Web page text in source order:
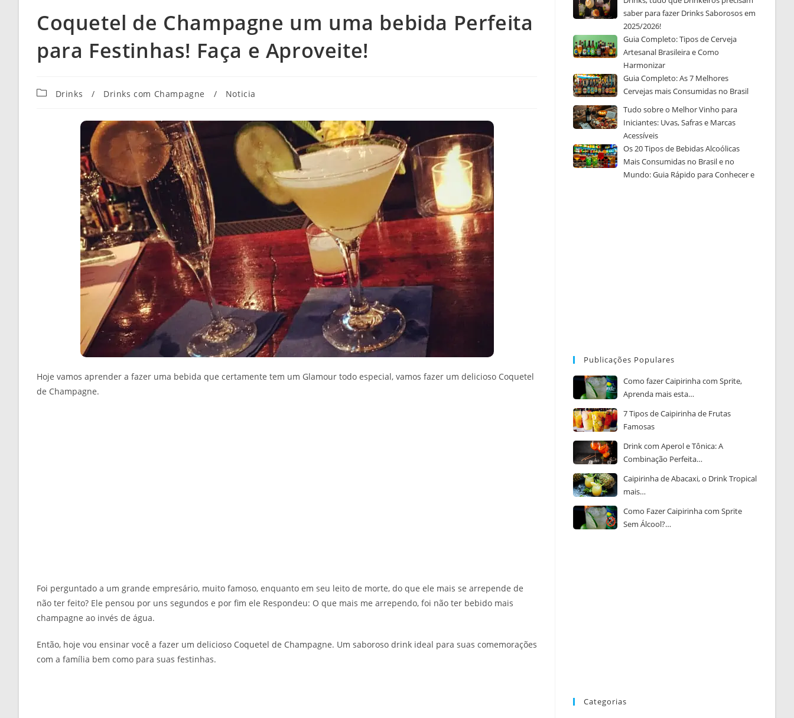
Coquetel de Champagne um uma bebida Perfeita
para Festinhas! Faça e Aproveite!
Categoria
Drinks / Drinks com Champagne / Noticia
Hoje vamos aprender a fazer uma bebida que certamente tem um Glamour todo especial, vamos fazer um delicioso Coquetel
de Champagne.
Foi perguntado a um grande empresário, muito famoso, enquanto em seu leito de morte, do que ele mais se arrepende de
não ter feito? Ele pensou por uns segundos e por fim ele Respondeu: O que mais me arrependo, foi não ter bebido mais
champagne ao invés de água.
Então, hoje vou ensinar você a fazer um delicioso Coquetel de Champagne. Um saboroso drink ideal para suas comemorações
com a família bem como para suas festinhas.
saber para fazer Drinks Saborosos em
2025/2026!
Guia Completo: Tipos de Cerveja
Artesanal Brasileira e Como
Harmonizar
Guia Completo: As 7 Melhores
Cervejas mais Consumidas no Brasil
Tudo sobre o Melhor Vinho para
Iniciantes: Uvas, Safras e Marcas
Acessíveis
Os 20 Tipos de Bebidas Alcoólicas
Mais Consumidas no Brasil e no
Mundo: Guia Rápido para Conhecer e
Publicações Populares
Como fazer Caipirinha com Sprite,
Aprenda mais esta…
7 Tipos de Caipirinha de Frutas
Famosas
Drink com Aperol e Tônica: A
Combinação Perfeita…
Caipirinha de Abacaxi, o Drink Tropical
mais…
Como Fazer Caipirinha com Sprite
Sem Álcool?…
Categorias